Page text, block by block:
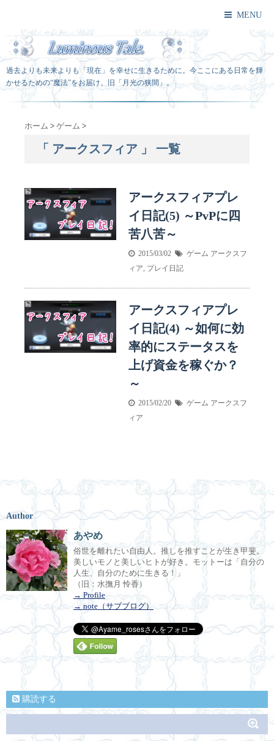
MENU
過去よりも未来よりも「現在」を幸せに生きるために。今ここにある日常を輝
かせるための“魔法”をお届け。旧「月光の狭間」。
ホーム > ゲーム >
「 アークスフィア 」 一覧
アークスフィアプレ
イ日記(5) ～PvPに四
苦八苦～
2015/03/02 ゲーム アークスフ
ィア, プレイ日記
アークスフィアプレ
イ日記(4) ～如何に効
率的にステータスを
上げ資金を稼ぐか？
～
2015/02/20 ゲーム アークスフ
ィア
Author
あやめ
俗世を離れたい自由人。推しを推すことが生き甲斐。
美しいモノと美しいヒトが好き。モットーは「自分の
人生、自分のために生きる！」
（旧：水撫月 怜香）
→ Profile
→ note（サブブログ）
購読する